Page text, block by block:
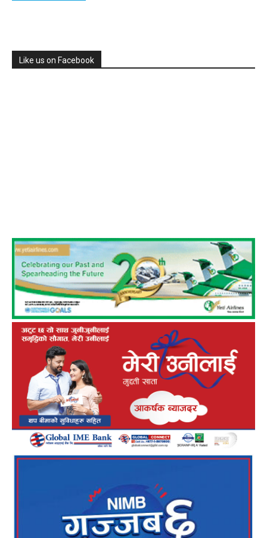
Like us on Facebook